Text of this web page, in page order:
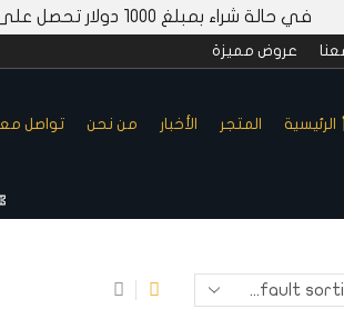
في حالة شراء بمبلغ 1000 دولار تحصل على شحن مجاني
عروض مميزة
الرئيسية المتجر الأخبار من نحن تواصل
شحن مجاني لمدة يومين للطلبات التي تزيد قيمتها عن